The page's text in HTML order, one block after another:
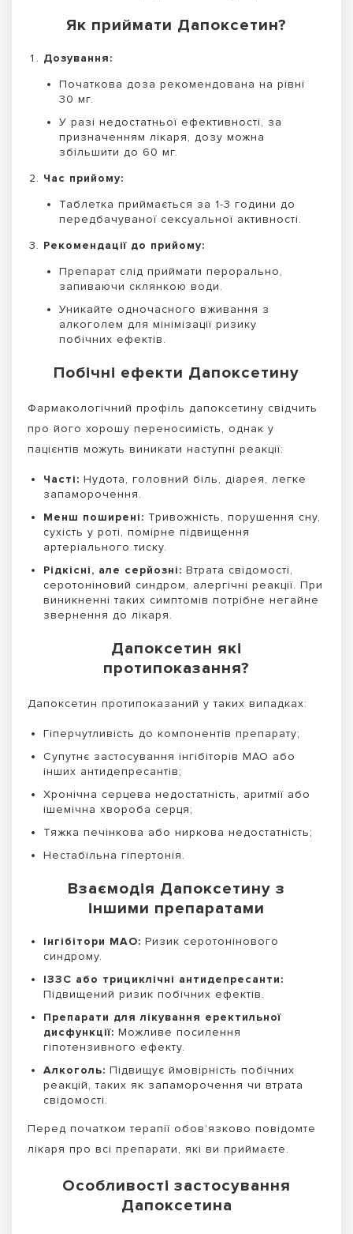
Як приймати Дапоксетин?
Дозування:
Початкова доза рекомендована на рівні
30 мг.
У разі недостатньої ефективності, за
призначенням лікаря, дозу можна
збільшити до 60 мг.
Час прийому:
Таблетка приймається за 1-3 години до
передбачуваної сексуальної активності.
Рекомендації до прийому:
Препарат слід приймати перорально,
запиваючи склянкою води.
Уникайте одночасного вживання з
алкоголем для мінімізації ризику
побічних ефектів.
Побічні ефекти Дапоксетину
Фармакологічний профіль дапоксетину свідчить
про його хорошу переносимість, однак у
пацієнтів можуть виникати наступні реакції:
Часті: Нудота, головний біль, діарея, легке
запаморочення.
Менш поширені: Тривожність, порушення сну,
сухість у роті, помірне підвищення
артеріального тиску.
Рідкісні, але серйозні: Втрата свідомості,
серотоніновий синдром, алергічні реакції. При
виникненні таких симптомів потрібне негайне
звернення до лікаря.
Дапоксетин які
протипоказання?
Дапоксетин протипоказаний у таких випадках:
Гіперчутливість до компонентів препарату;
Супутнє застосування інгібіторів МАО або
інших антидепресантів;
Хронічна серцева недостатність, аритмії або
ішемічна хвороба серця;
Тяжка печінкова або ниркова недостатність;
Нестабільна гіпертонія.
Взаємодія Дапоксетину з
іншими препаратами
Інгібітори МАО: Ризик серотонінового
синдрому.
ІЗЗС або трициклічні антидепресанти:
Підвищений ризик побічних ефектів.
Препарати для лікування еректильної
дисфункції: Можливе посилення
гіпотензивного ефекту.
Алкоголь: Підвищує ймовірність побічних
реакцій, таких як запаморочення чи втрата
свідомості.
Перед початком терапії обов’язково повідомте
лікаря про всі препарати, які ви приймаєте.
Особливості застосування
Дапоксетина